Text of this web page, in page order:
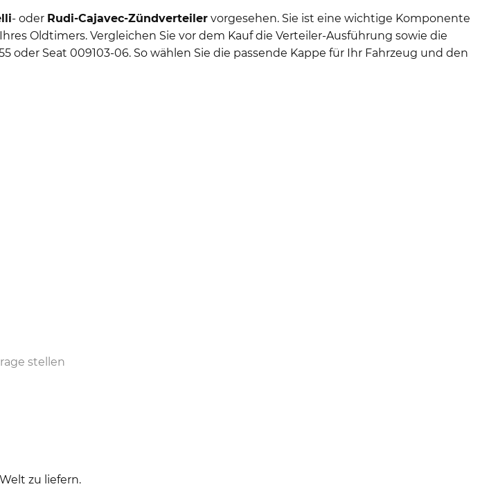
- oder Rudi-Cajavec-Zündverteiler vorgesehen. Sie ist eine wichtige Komponente
Oldtimers. Vergleichen Sie vor dem Kauf die Verteiler-Ausführung sowie die
oder Seat 009103-06. So wählen Sie die passende Kappe für Ihr Fahrzeug und den
stellen
zu liefern.